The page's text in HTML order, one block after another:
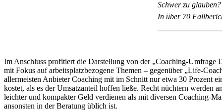
Schwer zu glauben?
In über 70
Im Anschluss profitiert die Darstellung von der „Coaching-Umfrage
mit Fokus auf arbeitsplatzbezogene Themen – gegenüber „Life-
allermeisten Anbieter Coaching mit im Schnitt nur etwa 30 Prozent
kostet, als es der Umsatzanteil hoffen ließe. Recht nüchtern werden
leichter und kompakter Geld verdienen als mit diversen Coaching-
ansonsten in der Beratung üblich ist.